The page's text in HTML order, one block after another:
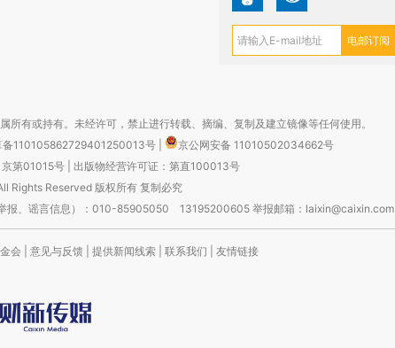
有或持有。未经许可，禁止进行转载、摘编、复制及建立镜像等任何使用。
备110105862729401250013号
京公网安备 11010502034662号
第01015号| 出版物经营许可证：第直100013号
Rights Reserved 版权所有 复制必究
报、谣言信息）：010-85905050 13195200605 举报邮箱：laixin@caixin.com
会 意见与反馈 提供新闻线索 联系我们 友情链接